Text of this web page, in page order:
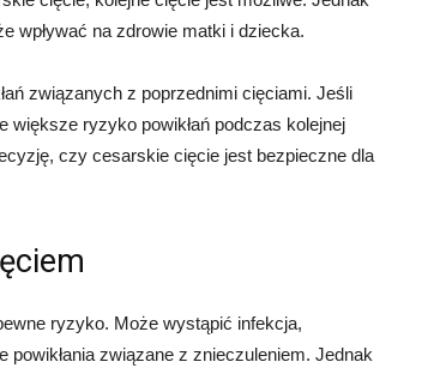
wpływać na zdrowie matki i dziecka.
związanych z poprzednimi cięciami. Jeśli
większe ryzyko powikłań podczas kolejnej
czy cesarskie cięcie jest bezpieczne dla
ryzyko. Może wystąpić infekcja,
związane z znieczuleniem. Jednak